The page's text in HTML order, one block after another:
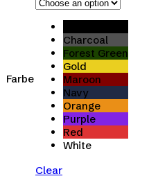
Farbe
Charcoal
Forest Green
Gold
Maroon
Navy
Orange
Purple
Red
White
Clear